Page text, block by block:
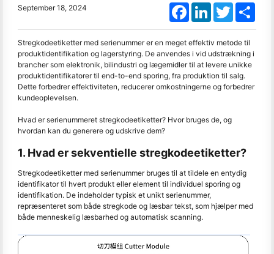
September 18, 2024 FacebookLinkedInTwitter
Stregkodeetiketter med serienummer er en meget effektiv metode til
produktidentifikation og lagerstyring. De anvendes i vid udstrækning i
brancher som elektronik, bilindustri og lægemidler til at levere unikke
produktidentifikatorer til end-to-end sporing, fra produktion til salg.
Dette forbedrer effektiviteten, reducerer omkostningerne og forbedrer
kundeoplevelsen.
Hvad er serienummeret stregkodeetiketter? Hvor bruges de, og
hvordan kan du generere og udskrive dem?
1. Hvad er sekventielle stregkodeetiketter?
Stregkodeetiketter med serienummer bruges til at tildele en entydig
identifikator til hvert produkt eller element til individuel sporing og
identifikation. De indeholder typisk et unikt serienummer,
repræsenteret som både stregkode og læsbar tekst, som hjælper med
både menneskelig læsbarhed og automatisk scanning.